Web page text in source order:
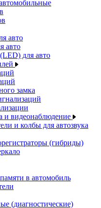
авто
авто
для авто
замка
и видеонаблюдение
и колбы для автозвука
(гибриды)
в автомобиль
(диагностические)